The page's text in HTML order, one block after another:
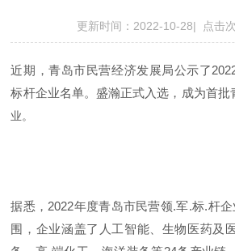
更新时间：2022-10-28| 点击
近期，青岛市民营经济发展局公示了
标杆企业名单。盛瀚正式入选，成为首批
业。
据悉，2022年度青岛市民营领.军.标.杆
围，企业涵盖了人工智能、生物医药及